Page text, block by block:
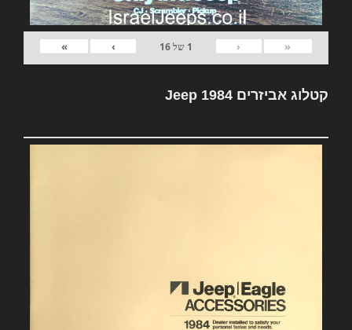
«
‹
1 של16
›
»
קטלוג אביזרים Jeep 1984